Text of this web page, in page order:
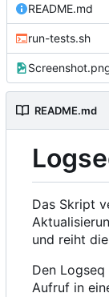
README.md
run-tests.sh
README.md
Das Skript
und reiht
Den
Aufruf in